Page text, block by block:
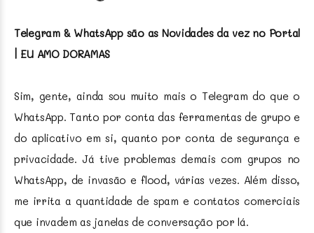
Telegram & WhatsApp são as Novidades da vez no Portal
| EU AMO DORAMAS
Sim, gente, ainda sou muito mais o Telegram do que o
WhatsApp. Tanto por conta das ferramentas de grupo e
do aplicativo em si, quanto por conta de segurança e
privacidade. Já tive problemas demais com grupos no
WhatsApp, de invasão e flood, várias vezes. Além disso,
me irrita a quantidade de spam e contatos comerciais
que invadem as janelas de conversação por lá.